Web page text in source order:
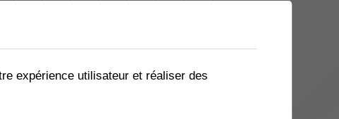
10 11 12 13 14 15 16
expérience utilisateur et réaliser des